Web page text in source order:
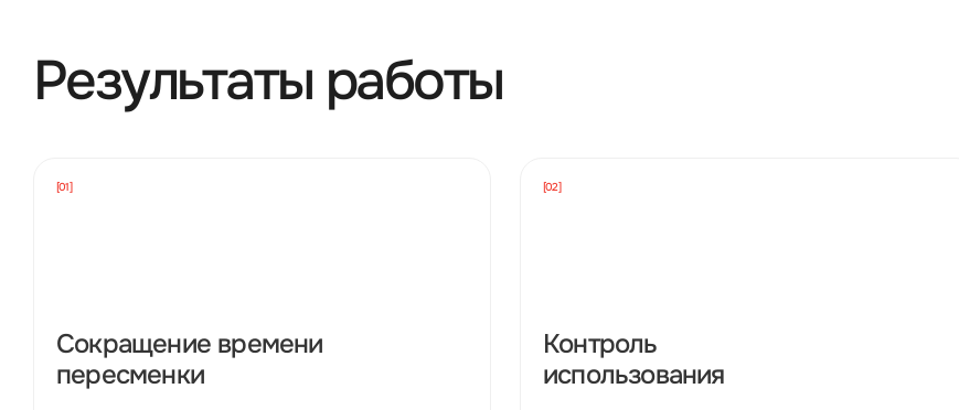
Результаты работы
[01]
Сокращение времени
пересменки
[02]
Контроль
использования